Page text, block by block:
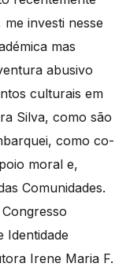
investi nesse
mas
abusivo
culturais em
Silva, como são
como co-
moral e,
Comunidades.
Identidade
Irene Maria F.